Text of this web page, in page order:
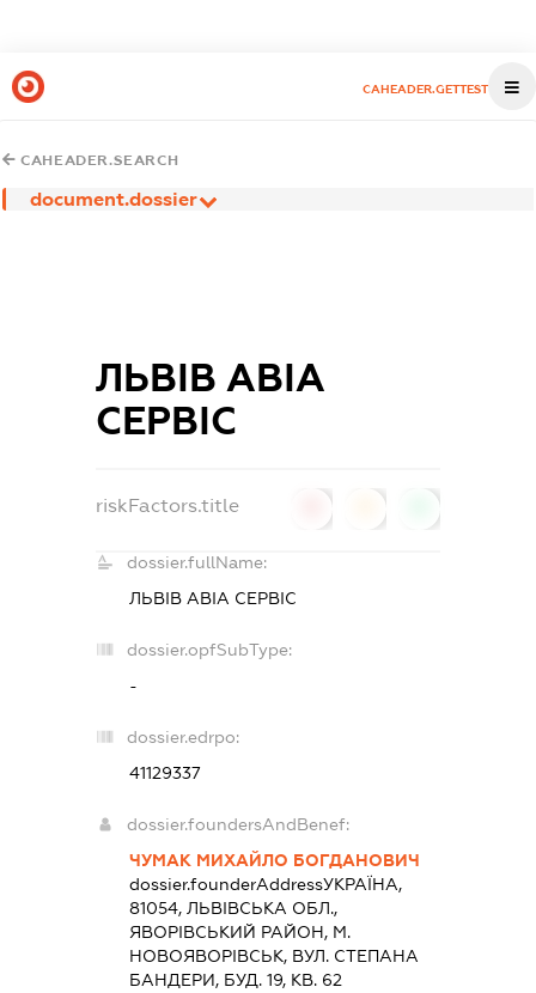
CAHEADER.GETTEST
CAHEADER.SEARCH
document.dossier
ЛЬВІВ АВІА
СЕРВІС
riskFactors.title
dossier.fullName:
ЛЬВІВ АВІА СЕРВІС
dossier.opfSubType:
-
dossier.edrpo:
41129337
dossier.foundersAndBenef:
ЧУМАК МИХАЙЛО БОГДАНОВИЧ
dossier.founderAddressУКРАЇНА,
81054, ЛЬВIВСЬКА ОБЛ.,
ЯВОРIВСЬКИЙ РАЙОН, М.
НОВОЯВОРІВСЬК, ВУЛ. СТЕПАНА
БАНДЕРИ, БУД. 19, КВ. 62